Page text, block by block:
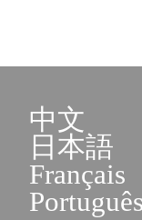
中文
日本語
Français
Português